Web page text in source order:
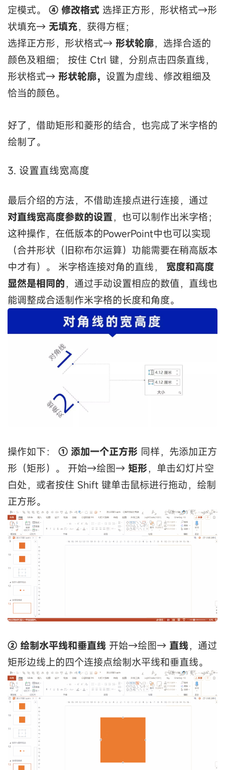
定模式。 ④ 修改格式 选择正方形，形状格式→形
状填充→ 无填充，获得方框；
选择正方形，形状格式→ 形状轮廓，选择合适的
颜色及粗细； 按住 Ctrl 键，分别点击四条直线，
形状格式→ 形状轮廓， 设置为虚线、修改粗细及
恰当的颜色。
好了，借助矩形和菱形的结合，也完成了米字格的
绘制了。
3. 设置直线宽高度
最后介绍的方法，不借助连接点进行连接，通过
对直线宽高度参数的设置，也可以制作出米字格；
这种操作，在低版本的PowerPoint中也可以实现
（合并形状（旧称布尔运算）功能需要在稍高版本
中才有）。 米字格连接对角的直线， 宽度和高度
显然是相同的，通过手动设置相应的数值，直线也
能调整成合适制作米字格的长度和角度。
操作如下： ① 添加一个正方形 同样，先添加正方
形（矩形）。 开始→绘图→ 矩形，单击幻灯片空
白处，或者按住 Shift 键单击鼠标进行拖动，绘制
正方形。
② 绘制水平线和垂直线 开始→绘图→ 直线，通过
矩形边线上的四个连接点绘制水平线和垂直线。